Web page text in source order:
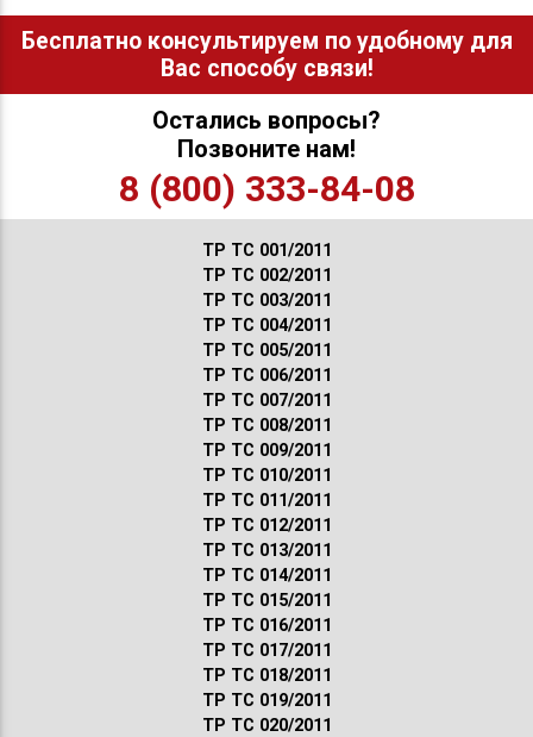
Бесплатно консультируем по удобному для
Вас способу связи!
Остались вопросы?
Позвоните нам!
8 (800) 333-84-08
ТР ТС 001/2011
ТР ТС 002/2011
ТР ТС 003/2011
ТР ТС 004/2011
ТР ТС 005/2011
ТР ТС 006/2011
ТР ТС 007/2011
ТР ТС 008/2011
ТР ТС 009/2011
ТР ТС 010/2011
ТР ТС 011/2011
ТР ТС 012/2011
ТР ТС 013/2011
ТР ТС 014/2011
ТР ТС 015/2011
ТР ТС 016/2011
ТР ТС 017/2011
ТР ТС 018/2011
ТР ТС 019/2011
ТР ТС 020/2011